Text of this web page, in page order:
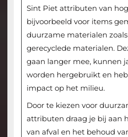
Sint Piet attributen van
bijvoorbeeld voor items
duurzame materialen
gerecyclede materialen.
gaan langer mee, kunnen
worden hergebruikt en
impact op het milieu.
Door te kiezen voor
attributen draag je bij aan
van afval en het behoud